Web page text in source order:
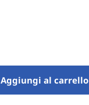
Aggiungi al carrello